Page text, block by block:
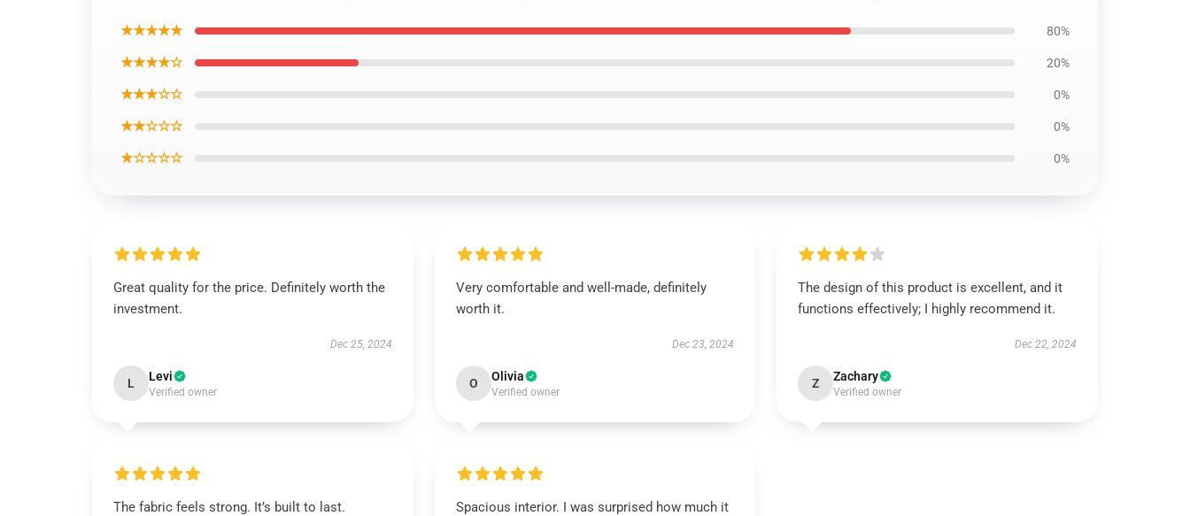
★★★★★ 80%
★★★★☆ 20%
★★★☆☆ 0%
★★☆☆☆ 0%
★☆☆☆☆ 0%
Great quality for the price. Definitely worth the
investment.
Dec 25, 2024
L Levi
Verified owner
Very comfortable and well-made, definitely
worth it.
Dec 23, 2024
O Olivia
Verified owner
The design of this product is excellent, and it
functions effectively; I highly recommend it.
Dec 22, 2024
Z Zachary
Verified owner
The fabric feels strong. It’s built to last.
Spacious interior. I was surprised how much it